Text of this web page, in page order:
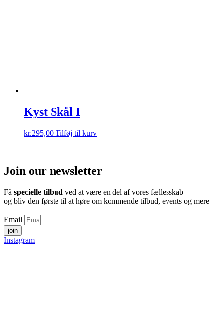
Kyst Skål I
kr.295,00 Tilføj til kurv
Join our newsletter
Få specielle tilbud ved at være en del af vores fællesskab
og bliv den første til at høre om kommende tilbud, events og mere
Email
join
Instagram